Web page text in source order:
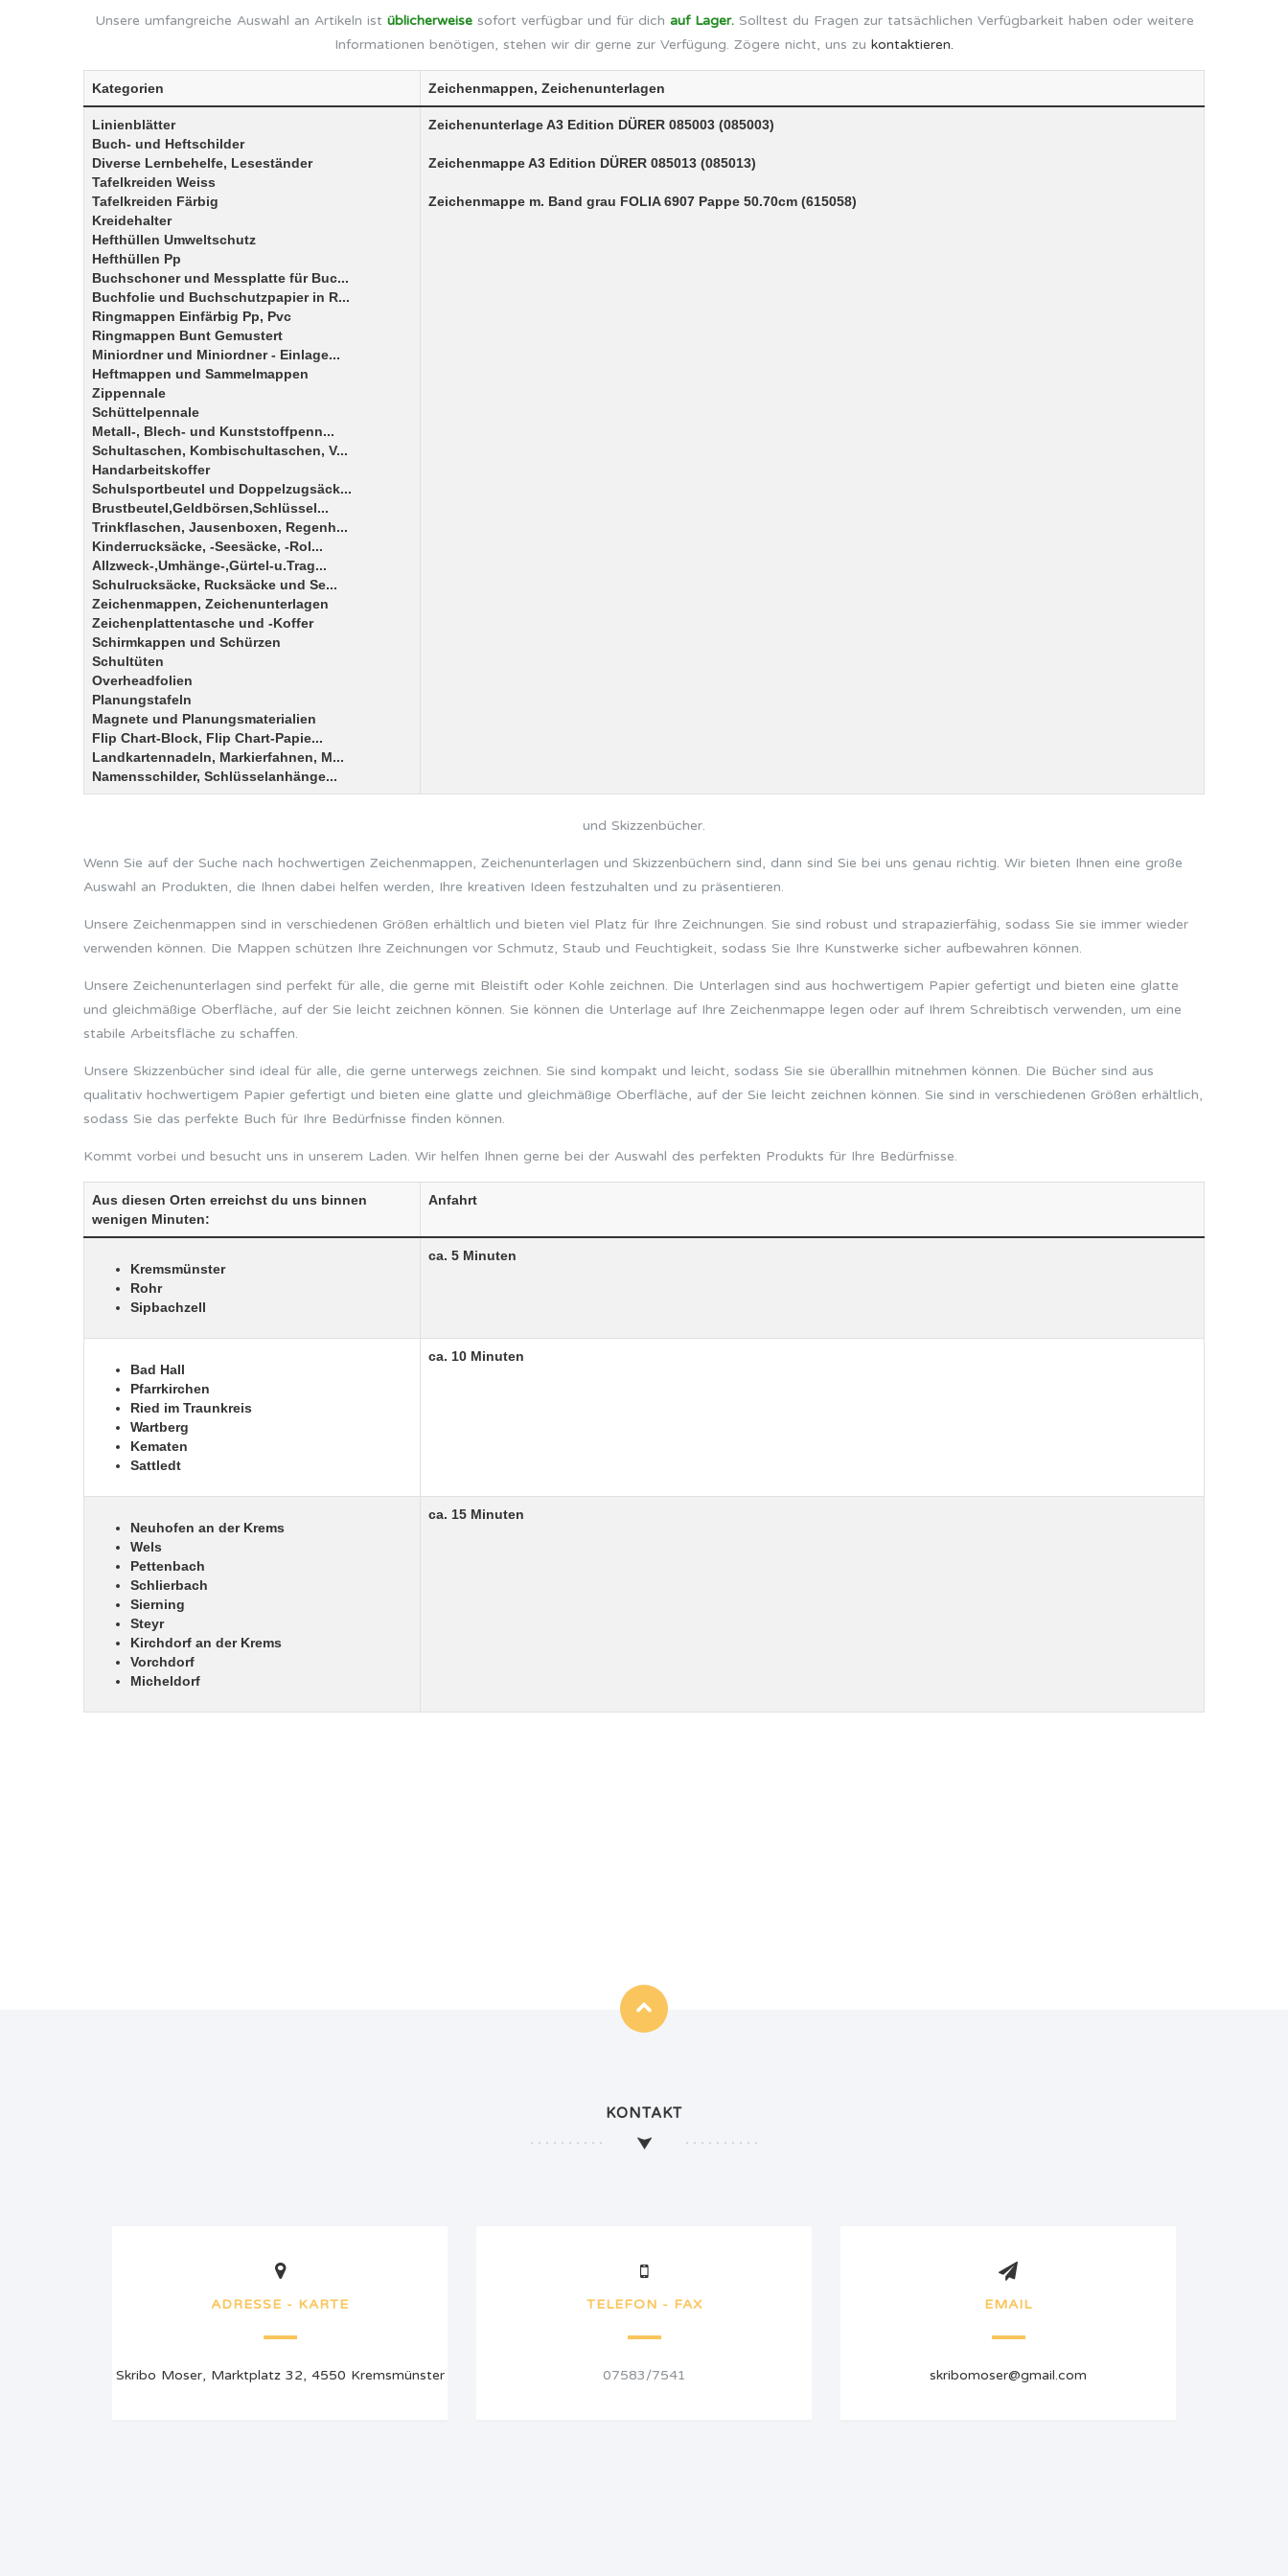
Unsere umfangreiche Auswahl an Artikeln ist üblicherweisesofort verfügbar und für dich auf Lager.Solltest du Fragen zur tatsächlichen Verfügbarkeit haben oder weitere
Informationen benötigen, stehen wir dir gerne zur Verfügung. Zögere nicht, uns zu kontaktieren.
Kategorien Zeichenmappen, Zeichenunterlagen
Linienblätter
Buch- und Heftschilder
Diverse Lernbehelfe, Leseständer
Tafelkreiden Weiss
Tafelkreiden Färbig
Kreidehalter
Hefthüllen Umweltschutz
Hefthüllen Pp
Buchschoner und Messplatte für Buc...
Buchfolie und Buchschutzpapier in R...
Ringmappen Einfärbig Pp, Pvc
Ringmappen Bunt Gemustert
Miniordner und Miniordner - Einlage...
Heftmappen und Sammelmappen
Zippennale
Schüttelpennale
Metall-, Blech- und Kunststoffpenn...
Schultaschen, Kombischultaschen, V...
Handarbeitskoffer
Schulsportbeutel und Doppelzugsäck...
Brustbeutel,Geldbörsen,Schlüssel...
Trinkflaschen, Jausenboxen, Regenh...
Kinderrucksäcke, -Seesäcke, -Rol...
Allzweck-,Umhänge-,Gürtel-u.Trag...
Schulrucksäcke, Rucksäcke und Se...
Zeichenmappen, Zeichenunterlagen
Zeichenplattentasche und -Koffer
Schirmkappen und Schürzen
Schultüten
Overheadfolien
Planungstafeln
Magnete und Planungsmaterialien
Flip Chart-Block, Flip Chart-Papie...
Landkartennadeln, Markierfahnen, M...
Namensschilder, Schlüsselanhänge...
Zeichenunterlage A3 Edition DÜRER 085003 (085003)
Zeichenmappe A3 Edition DÜRER 085013 (085013)
Zeichenmappe m. Band grau FOLIA 6907 Pappe 50.70cm (615058)
und Skizzenbücher.
Wenn Sie auf der Suche nach hochwertigen Zeichenmappen, Zeichenunterlagen und Skizzenbüchern sind, dann sind Sie bei uns genau richtig. Wir bieten Ihnen eine große
Auswahl an Produkten, die Ihnen dabei helfen werden, Ihre kreativen Ideen festzuhalten und zu präsentieren.
Unsere Zeichenmappen sind in verschiedenen Größen erhältlich und bieten viel Platz für Ihre Zeichnungen. Sie sind robust und strapazierfähig, sodass Sie sie immer wieder
verwenden können. Die Mappen schützen Ihre Zeichnungen vor Schmutz, Staub und Feuchtigkeit, sodass Sie Ihre Kunstwerke sicher aufbewahren können.
Unsere Zeichenunterlagen sind perfekt für alle, die gerne mit Bleistift oder Kohle zeichnen. Die Unterlagen sind aus hochwertigem Papier gefertigt und bieten eine glatte
und gleichmäßige Oberfläche, auf der Sie leicht zeichnen können. Sie können die Unterlage auf Ihre Zeichenmappe legen oder auf Ihrem Schreibtisch verwenden, um eine
stabile Arbeitsfläche zu schaffen.
Unsere Skizzenbücher sind ideal für alle, die gerne unterwegs zeichnen. Sie sind kompakt und leicht, sodass Sie sie überallhin mitnehmen können. Die Bücher sind aus
qualitativ hochwertigem Papier gefertigt und bieten eine glatte und gleichmäßige Oberfläche, auf der Sie leicht zeichnen können. Sie sind in verschiedenen Größen erhältlich,
sodass Sie das perfekte Buch für Ihre Bedürfnisse finden können.
Kommt vorbei und besucht uns in unserem Laden. Wir helfen Ihnen gerne bei der Auswahl des perfekten Produkts für Ihre Bedürfnisse.
Aus diesen Orten erreichst du uns binnen
wenigen Minuten:
Anfahrt
Kremsmünster
Rohr
Sipbachzell
ca. 5 Minuten
Bad Hall
Pfarrkirchen
Ried im Traunkreis
Wartberg
Kematen
Sattledt
ca. 10 Minuten
Neuhofen an der Krems
Wels
Pettenbach
Schlierbach
Sierning
Steyr
Kirchdorf an der Krems
Vorchdorf
Micheldorf
ca. 15 Minuten
KONTAKT
ADRESSE - KARTE
Skribo Moser, Marktplatz 32, 4550 Kremsmünster
TELEFON - FAX
07583/7541
EMAIL
skribomoser@gmail.com